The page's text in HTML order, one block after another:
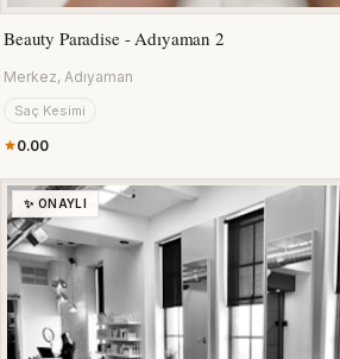
Beauty Paradise - Adıyaman 2
Merkez, Adıyaman
Saç Kesimi
0.00
✨ ONAYLI